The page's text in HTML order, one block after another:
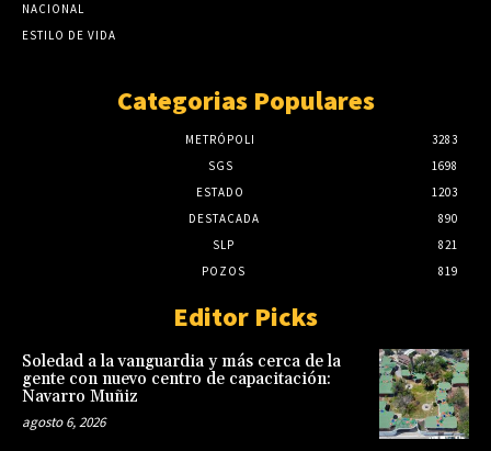
NACIONAL
ESTILO DE VIDA
Categorias Populares
METRÓPOLI
3283
SGS
1698
ESTADO
1203
DESTACADA
890
SLP
821
POZOS
819
Editor Picks
Soledad a la vanguardia y más cerca de la
gente con nuevo centro de capacitación:
Navarro Muñiz
agosto 6, 2026